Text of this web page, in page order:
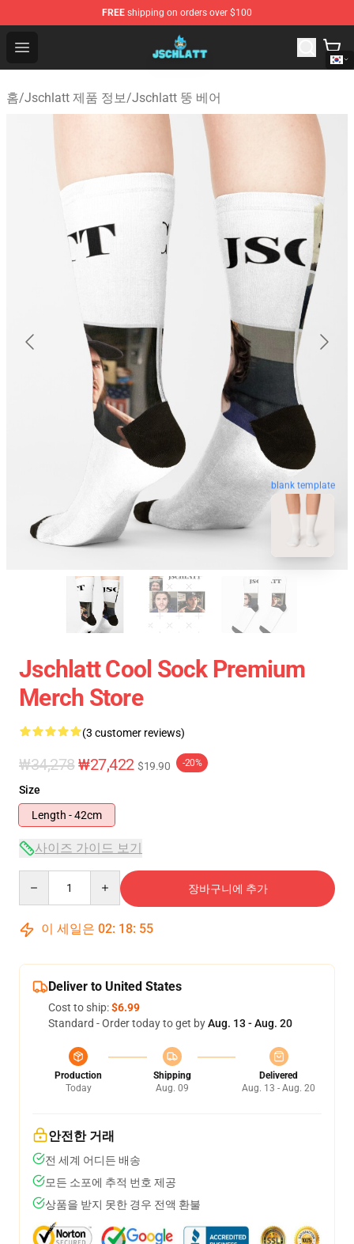
FREE shipping on orders over $100
Open menu
Jschlatt Store - Official Jschlatt Merchandise Shop
홈/Jschlatt 제품 정보/Jschlatt 뚱 베어
blank template
Jschlatt Cool Sock Premium
Merch Store
(3 customer reviews)
₩34,278₩27,422 $19.90 -20%
Size
Length - 42cm
사이즈 가이드 보기
장바구니에 추가
이 세일은 02: 18: 54
Deliver to United States
Cost to ship:$6.99
Standard - Order today to get byAug. 13 - Aug. 20
Production
Today
Shipping
Aug. 09
Delivered
Aug. 13 - Aug. 20
안전한 거래
전 세계 어디든 배송
모든 소포에 추적 번호 제공
상품을 받지 못한 경우 전액 환불